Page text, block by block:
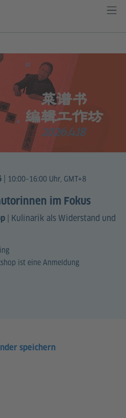
10:00–16:00 Uhr, GMT+8
im Fokus
| Kulinarik als Widerstand und
ist eine Anmeldung
speichern